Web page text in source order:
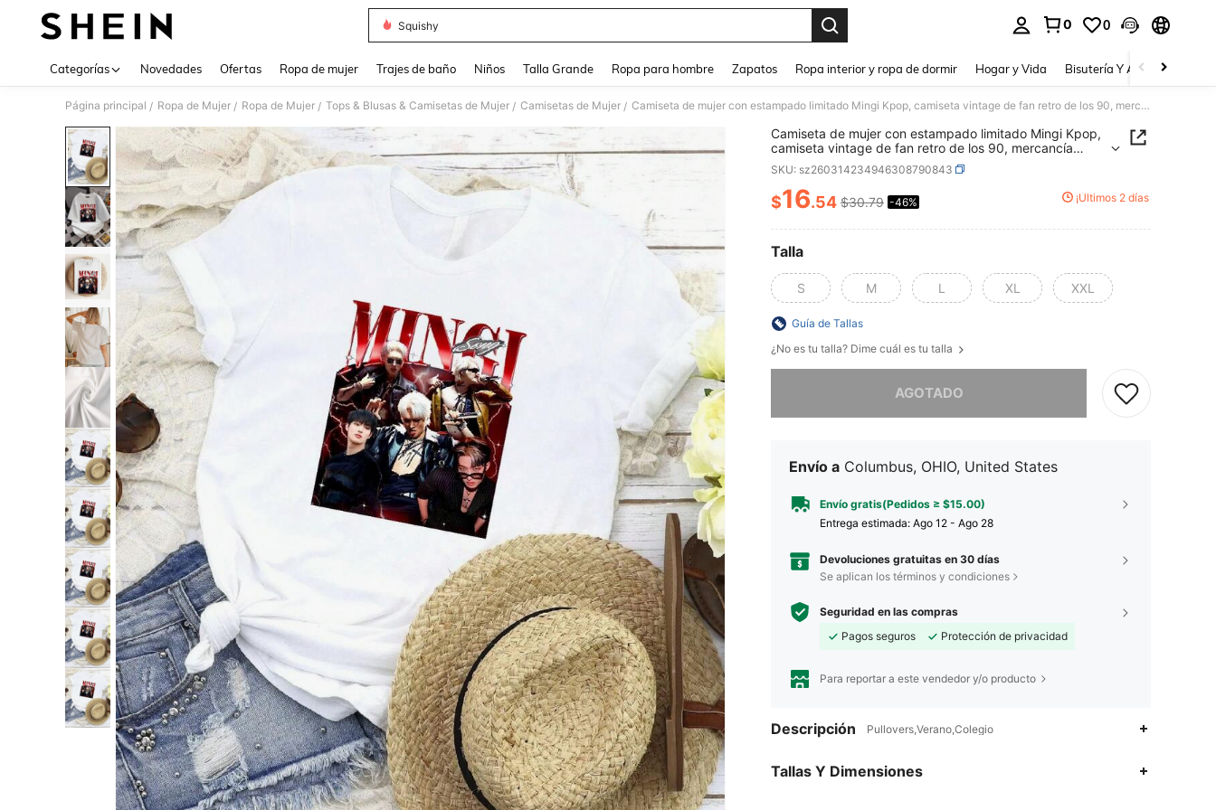
Squishy
0 0
Categorías Novedades Ofertas Ropa de mujer Trajes de baño Niños Talla Grande Ropa para hombre Zapatos Ropa interior y ropa de dormir Hogar y Vida Bisutería Y Accesorios
Página principal / Ropa de Mujer / Ropa de Mujer / Tops & Blusas & Camisetas de Mujer / Camisetas de Mujer / Camiseta de mujer con estampado limitado Mingi Kpop, camiseta vintage de fan retro de los 90, mercancía pirata, de manga larga o corta
Camiseta de mujer con estampado limitado Mingi Kpop,
camiseta vintage de fan retro de los 90, mercancía
pirata, de manga larga o corta
SKU: sz260314234946308790843
PRICE AND AVAILABILITY
$16.54 $30.79 -46% ¡Últimos 2 días
Talla
S M L XL XXL
Guía de Tallas
¿No es tu talla? Dime cuál es tu talla
AGOTADO
Lo sentimos, este producto está agotado.
Envío a Columbus, OHIO, United States
Envío gratis(Pedidos ≥ $15.00)
Entrega estimada: Ago 12 - Ago 28
Devoluciones gratuitas en 30 días
Se aplican los términos y condiciones
Seguridad en las compras
Pagos seguros
Protección de privacidad
Para reportar a este vendedor y/o producto
Descripción Pullovers,Verano,Colegio
Tallas Y Dimensiones